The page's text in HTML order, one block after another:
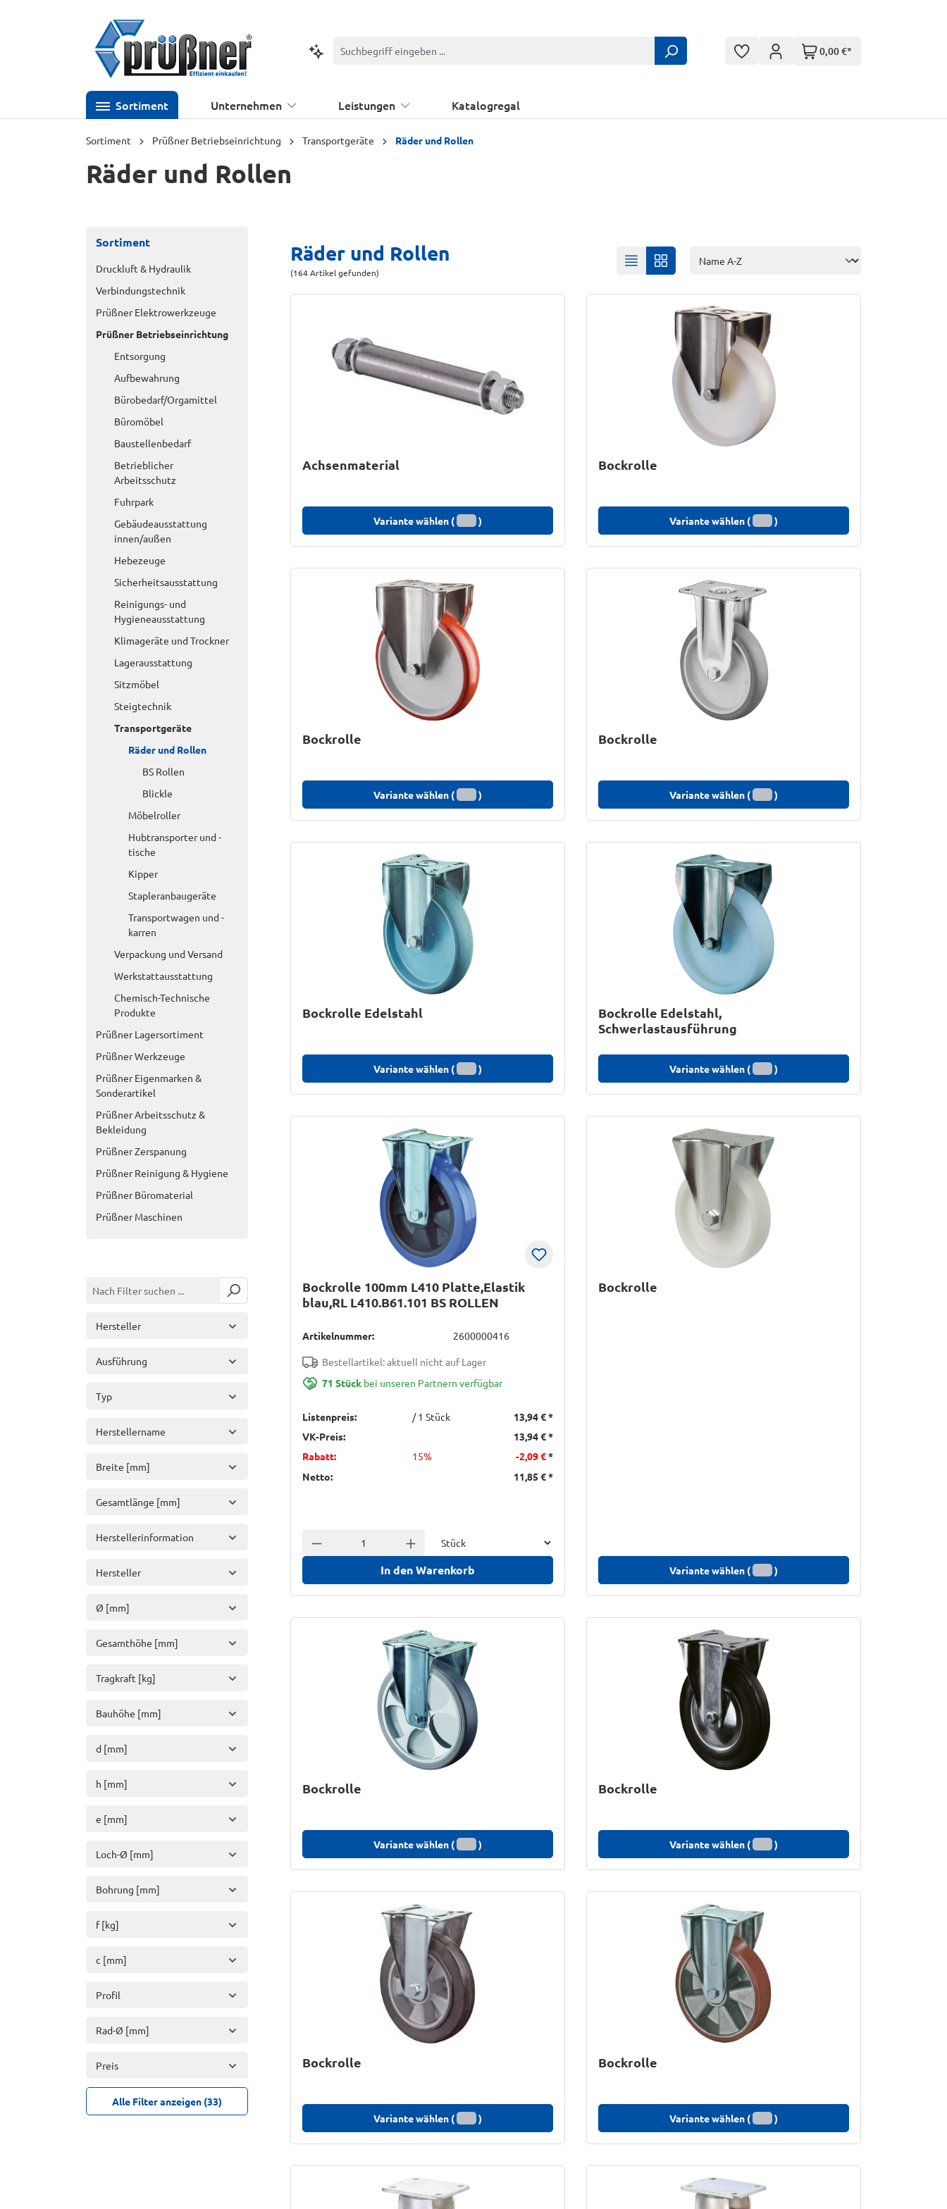
Kontextbasierte Suche 0,00 €*
Sortiment Unternehmen Leistungen Katalogregal
Sortiment Prüßner Betriebseinrichtung Transportgeräte Räder und Rollen
Räder und Rollen
Sortiment
Druckluft & Hydraulik
Verbindungstechnik
Prüßner Elektrowerkzeuge
Prüßner Betriebseinrichtung
Entsorgung
Aufbewahrung
Bürobedarf/Orgamittel
Büromöbel
Baustellenbedarf
Betrieblicher
Arbeitsschutz
Fuhrpark
Gebäudeausstattung
innen/außen
Hebezeuge
Sicherheitsausstattung
Reinigungs- und
Hygieneausstattung
Klimageräte und Trockner
Lagerausstattung
Sitzmöbel
Steigtechnik
Transportgeräte
Räder und Rollen
BS Rollen
Blickle
Möbelroller
Hubtransporter und -
tische
Kipper
Stapleranbaugeräte
Transportwagen und -
karren
Verpackung und Versand
Werkstattausstattung
Chemisch-Technische
Produkte
Prüßner Lagersortiment
Prüßner Werkzeuge
Prüßner Eigenmarken &
Sonderartikel
Prüßner Arbeitsschutz &
Bekleidung
Prüßner Zerspanung
Prüßner Reinigung & Hygiene
Prüßner Büromaterial
Prüßner Maschinen
Hersteller
Ausführung
Typ
Herstellername
Breite [mm]
Gesamtlänge [mm]
Herstellerinformation
Hersteller
Ø [mm]
Gesamthöhe [mm]
Tragkraft [kg]
Bauhöhe [mm]
d [mm]
h [mm]
e [mm]
Loch-Ø [mm]
Bohrung [mm]
f [kg]
c [mm]
Profil
Rad-Ø [mm]
Preis
Alle Filter anzeigen (33)
Räder und Rollen
(164 Artikel gefunden)
Achsenmaterial
Variante wählen ( )
Bockrolle
Variante wählen ( )
Bockrolle
Variante wählen ( )
Bockrolle
Variante wählen ( )
Bockrolle Edelstahl
Variante wählen ( )
Bockrolle Edelstahl,
Schwerlastausführung
Variante wählen ( )
Bockrolle 100mm L410 Platte,Elastik
blau,RL L410.B61.101 BS ROLLEN
Artikelnummer: 2600000416
Bestellartikel: aktuell nicht auf Lager
71 Stück bei unseren Partnern verfügbar
Listenpreis: / 1 Stück 13,94 €*
VK-Preis:
13,94 €*
Rabatt:
15% -2,09 €*
Netto:
11,85 €*
Anzahl verringern Anzahl erhöhen
In den Warenkorb
Bockrolle
Variante wählen ( )
Bockrolle
Variante wählen ( )
Bockrolle
Variante wählen ( )
Bockrolle
Variante wählen ( )
Bockrolle
Variante wählen ( )